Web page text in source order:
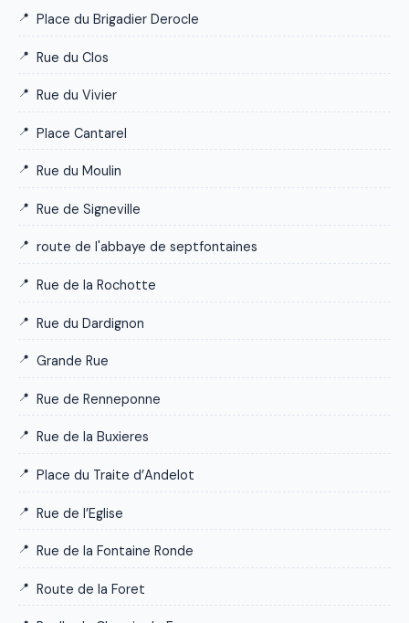
Place du Brigadier Derocle
Rue du Clos
Rue du Vivier
Place Cantarel
Rue du Moulin
Rue de Signeville
route de l'abbaye de septfontaines
Rue de la Rochotte
Rue du Dardignon
Grande Rue
Rue de Renneponne
Rue de la Buxieres
Place du Traite d’Andelot
Rue de l’Eglise
Rue de la Fontaine Ronde
Route de la Foret